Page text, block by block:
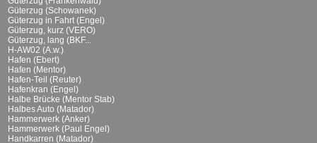
Güterzug (Schowanek)
Güterzug in Fahrt (Engel)
Güterzug, kurz (VERO)
Güterzug, lang (BKF...
H-AW02 (A.w.)
Hafen (Ebert)
Hafen (Mentor)
Hafen-Teil (Reuter)
Hafenkran (Engel)
Halbe Brücke (Mentor Stab)
Halbes Auto (Matador)
Hammerwerk (Anker)
Hammerwerk (Paul Engel)
Handkarren (Matador)